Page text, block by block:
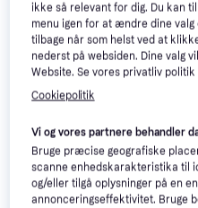
Anmeldelser
ikke så relevant for dig. Du kan
menu igen for at ændre dine
tilbage når som helst ved at
nederst på websiden. Dine valg
Website. Se vores privatliv
Cookiepolitik
Vi og vores partnere behandler
Bruge præcise geografiske
scanne enhedskarakteristika til
og/eller tilgå oplysninger på en
annonceringseffektivitet. Bruge